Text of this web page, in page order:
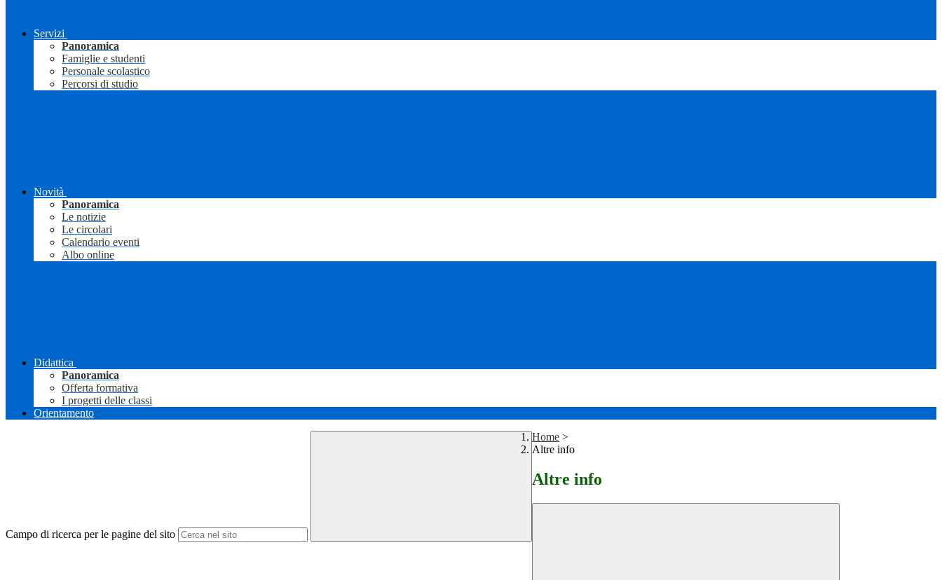
Servizi
Panoramica
Famiglie e studenti
Personale scolastico
Percorsi di studio
Novità
Panoramica
Le notizie
Le circolari
Calendario eventi
Albo online
Didattica
Panoramica
Offerta formativa
I progetti delle classi
Orientamento
Campo di ricerca per le pagine del sito
Home >
Altre info
Altre info